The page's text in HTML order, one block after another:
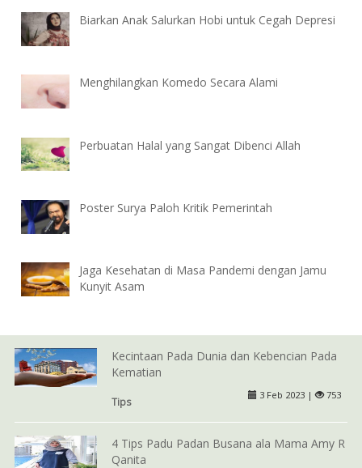
Biarkan Anak Salurkan Hobi untuk Cegah Depresi
Menghilangkan Komedo Secara Alami
Perbuatan Halal yang Sangat Dibenci Allah
Poster Surya Paloh Kritik Pemerintah
Jaga Kesehatan di Masa Pandemi dengan Jamu
Kunyit Asam
Kecintaan Pada Dunia dan Kebencian Pada
Kematian
Tips
3 Feb 2023 | 753
4 Tips Padu Padan Busana ala Mama Amy R
Qanita